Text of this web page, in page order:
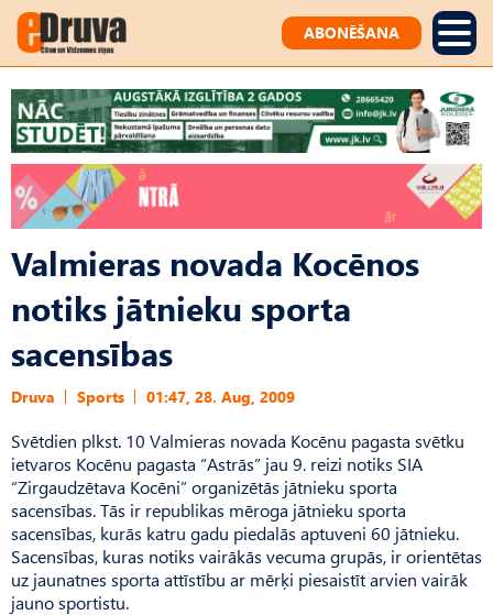
ABONĒŠANA
Valmieras novada Kocēnos
notiks jātnieku sporta
sacensības
Druva Sports 01:47, 28. Aug, 2009
Svētdien plkst. 10 Valmieras novada Kocēnu pagasta svētku
ietvaros Kocēnu pagasta “Astrās” jau 9. reizi notiks SIA
“Zirgaudzētava Kocēni” organizētās jātnieku sporta
sacensības. Tās ir republikas mēroga jātnieku sporta
sacensības, kurās katru gadu piedalās aptuveni 60 jātnieku.
Sacensības, kuras notiks vairākās vecuma grupās, ir orientētas
uz jaunatnes sporta attīstību ar mērķi piesaistīt arvien vairāk
jauno sportistu.